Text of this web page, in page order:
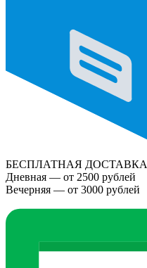
БЕСПЛАТНАЯ ДОСТАВКА
Дневная — от 2500 рублей
Вечерняя — от 3000 рублей